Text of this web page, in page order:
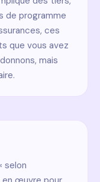
de programme
ces
que vous avez
mais
selon